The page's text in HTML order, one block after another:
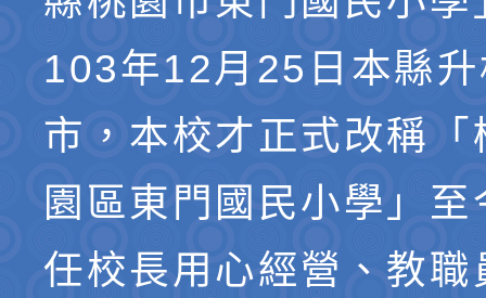
103年12月25日本縣
市，本校才正式改稱「
園區東門國民小學」
任校長用心經營、教職